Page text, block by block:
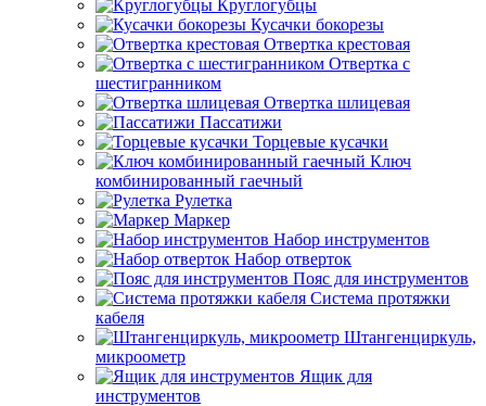
Круглогубцы
Кусачки бокорезы
Отвертка крестовая
Отвертка с
шестигранником
Отвертка шлицевая
Пассатижи
Торцевые кусачки
Ключ
комбинированный гаечный
Рулетка
Маркер
Набор инструментов
Набор отверток
Пояс для инструментов
Система протяжки
кабеля
Штангенциркуль,
микроометр
Ящик для
инструментов